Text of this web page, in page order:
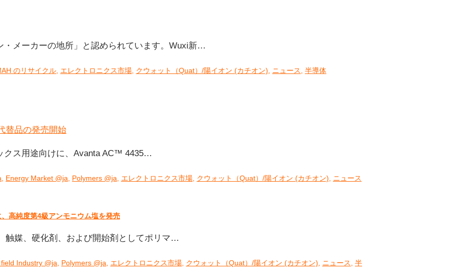
・メーカーの地所」と認められています。Wuxi新…
のリサイクル, エレクトロニクス市場, クウォット（Quat）/陽イオン (カチオン), ニュース, 半導体
クス用途向けに、Avanta AC™ 4435…
, Energy Market @ja, Polymers @ja, エレクトロニクス市場, クウォット（Quat）/陽イオン (カチオン), ニュース
高純度第4級アンモニウム塩を発売
触媒、硬化剤、および開始剤としてポリマ…
Industry @ja Polymers @ja エレクトロニクス市場 クウォット（Quat）/陽イオン (カチオン) ニュース 半